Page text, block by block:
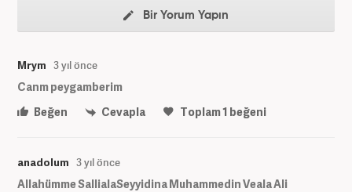
Bir Yorum Yapın
Mrym 3 yıl önce
Canm peygamberim
Beğen
Cevapla Toplam1 beğeni
anadolum 3 yıl önce
Allahümme SallialaSeyyidina Muhammedin Veala Ali